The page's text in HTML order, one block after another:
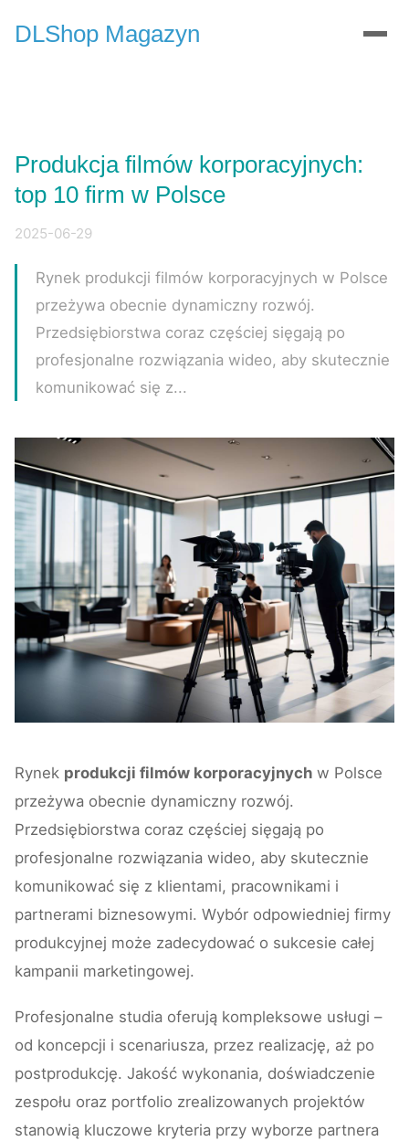
DLShop Magazyn
Produkcja filmów korporacyjnych:
top 10 firm w Polsce
2025-06-29
Rynek produkcji filmów korporacyjnych w Polsce
przeżywa obecnie dynamiczny rozwój.
Przedsiębiorstwa coraz częściej sięgają po
profesjonalne rozwiązania wideo, aby skutecznie
komunikować się z...
Rynek produkcji filmów korporacyjnych w Polsce
przeżywa obecnie dynamiczny rozwój.
Przedsiębiorstwa coraz częściej sięgają po
profesjonalne rozwiązania wideo, aby skutecznie
komunikować się z klientami, pracownikami i
partnerami biznesowymi. Wybór odpowiedniej firmy
produkcyjnej może zadecydować o sukcesie całej
kampanii marketingowej.
Profesjonalne studia oferują kompleksowe usługi –
od koncepcji i scenariusza, przez realizację, aż po
postprodukcję. Jakość wykonania, doświadczenie
zespołu oraz portfolio zrealizowanych projektów
stanowią kluczowe kryteria przy wyborze partnera